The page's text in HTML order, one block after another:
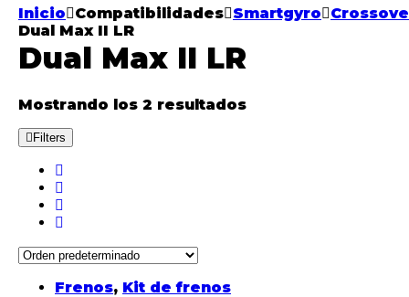
Inicio
Compatibilidades Smartgyro
Dual Max II LR
Dual Max II LR
Mostrando los 2 resultados
Filters
Frenos, Kit de frenos